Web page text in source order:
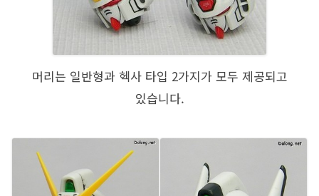
머리는 일반형과 헥사 타입 2가지가 모두 제공되고
있습니다.